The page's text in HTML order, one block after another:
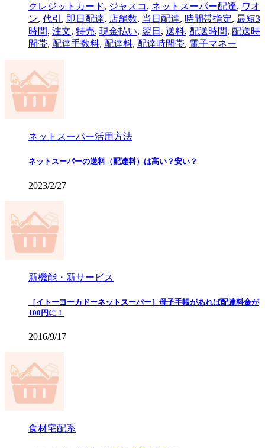
クレジットカード, ジャスコ , ネットスーパー配達, ワオ
ン, 代引 , 即日配達, 店舗数, 当日配達, 時間帯指定, 最短3
時間, 注文, 特売, 現金払い, 翌日 , 送料, 配送時間, 配送時
間帯, 配達手数料, 配達料, 配達時間帯, 電子マネー
ネットスーパー活用方法
ネットスーパーの送料（配達料）は高い？安い？
2023/2/27
新機能・新サービス
［イトーヨーカドーネットスーパー］母子手帳があれば配達料金が
100円に！
2016/9/17
食材宅配系